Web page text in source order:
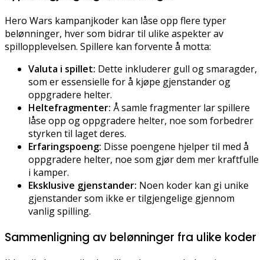
Hero Wars kampanjkoder kan låse opp flere typer
belønninger, hver som bidrar til ulike aspekter av
spillopplevelsen. Spillere kan forvente å motta:
Valuta i spillet: Dette inkluderer gull og smaragder,
som er essensielle for å kjøpe gjenstander og
oppgradere helter.
Heltefragmenter: Å samle fragmenter lar spillere
låse opp og oppgradere helter, noe som forbedrer
styrken til laget deres.
Erfaringspoeng: Disse poengene hjelper til med å
oppgradere helter, noe som gjør dem mer kraftfulle
i kamper.
Eksklusive gjenstander: Noen koder kan gi unike
gjenstander som ikke er tilgjengelige gjennom
vanlig spilling.
Sammenligning av belønninger fra ulike koder